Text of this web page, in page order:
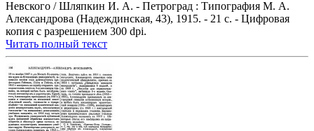
Невского / Шляпкин И. А. - Петроград : Типография М. А.
Александрова (Надеждинская, 43), 1915. - 21 с. - Цифровая
копия с разрешением 300 dpi.
Читать полный текст